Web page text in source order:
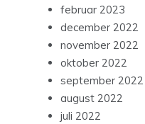
februar 2023
december 2022
november 2022
oktober 2022
september 2022
august 2022
juli 2022